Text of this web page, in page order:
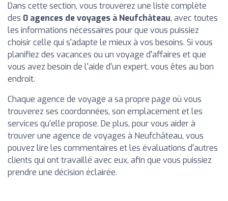
Dans cette section, vous trouverez une liste complète
des 0 agences de voyages à Neufchâteau, avec toutes
les informations nécessaires pour que vous puissiez
choisir celle qui s'adapte le mieux à vos besoins. Si vous
planifiez des vacances ou un voyage d'affaires et que
vous avez besoin de l'aide d'un expert, vous êtes au bon
endroit.
Chaque agence de voyage a sa propre page où vous
trouverez ses coordonnées, son emplacement et les
services qu'elle propose. De plus, pour vous aider à
trouver une agence de voyages à Neufchâteau, vous
pouvez lire les commentaires et les évaluations d'autres
clients qui ont travaillé avec eux, afin que vous puissiez
prendre une décision éclairée.